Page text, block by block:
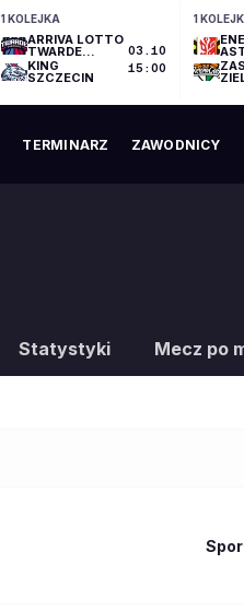
1 KOLEJKA
ARRIVA LOTTO
TWARDE
PIERNIKI
TORUŃ
KING
SZCZECIN
03.10
15:00
1
TERMINARZ ZAWODNICY
Statystyki Mecz po